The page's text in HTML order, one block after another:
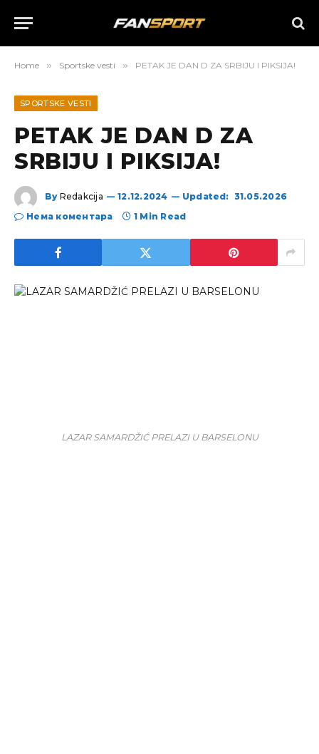
Home » Sportske vesti » PETAK JE DAN D ZA SRBIJU I PIKSIJA!
SPORTSKE VESTI
PETAK JE DAN D ZA
SRBIJU I PIKSIJA!
By Redakcija 12.12.2024 Updated: 31.05.2026
Нема коментара
1 Min Read
LAZAR SAMARDŽIĆ PRELAZI U BARSELONU